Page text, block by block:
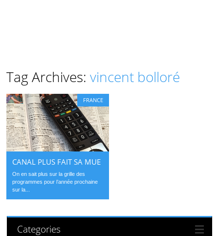
Tag Archives:vincent bolloré
FRANCE
CANAL PLUS FAIT SA MUE
On en sait plus sur la grille des
programmes pour l’année prochaine
sur la...
Categories